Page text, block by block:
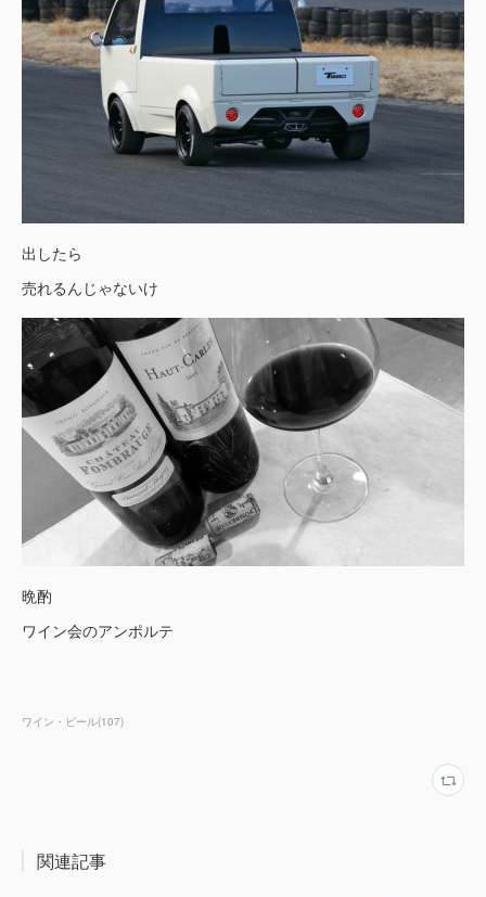
出したら
売れるんじゃないけ
晩酌
ワイン会のアンポルテ
ワイン・ビール(107)
関連記事